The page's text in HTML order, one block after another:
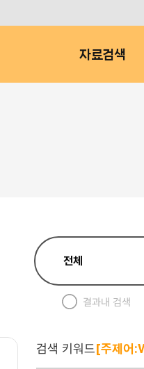
자료검색
결과내 검색
검색 키워드[주제